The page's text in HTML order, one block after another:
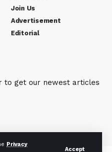
Privacy
Accept
Join Us
Advertisement
Editorial
to get our newest articles